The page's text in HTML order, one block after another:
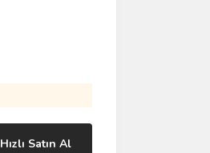
Hızlı Satın Al